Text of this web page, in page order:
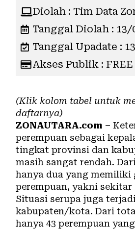
Diolah : Tim Data
Tanggal Diolah : 13/
Tanggal Upadate :
Akses Publik : FREE
(Klik kolom tabel untuk
daftarnya)
ZONAUTARA.com –
perempuan sebagai
tingkat provinsi dan
masih sangat rendah.
hanya dua yang memiliki
perempuan, yakni sekitar
Situasi serupa juga
kabupaten/kota. Dari
hanya 43 perempuan